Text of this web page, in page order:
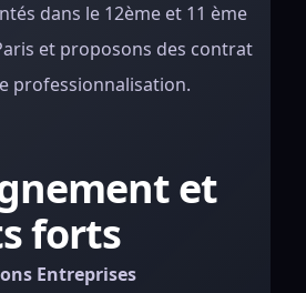
dans le 12ème et 11 ème
et proposons des contrat
professionnalisation.
et
forts
Entreprises